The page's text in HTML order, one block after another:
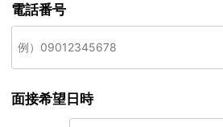
電話番号
面接希望日時